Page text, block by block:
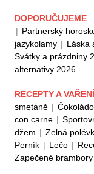
DOPORUČUJEME
| Partnerský
jazykolamy | Láska
Svátky a prázdniny
alternativy 2026
RECEPTY A VAŘENÍ
smetaně |
con carne |
džem | Zelná
Perník | Lečo |
Zapečené